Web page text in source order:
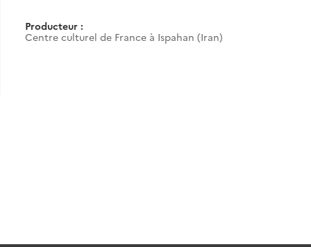
Producteur :
Centre culturel de France à Ispahan (Iran)